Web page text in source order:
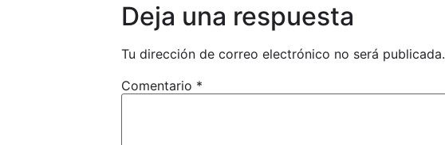
Deja una respuesta
Tu dirección de correo electrónico no será publicada.
Comentario *